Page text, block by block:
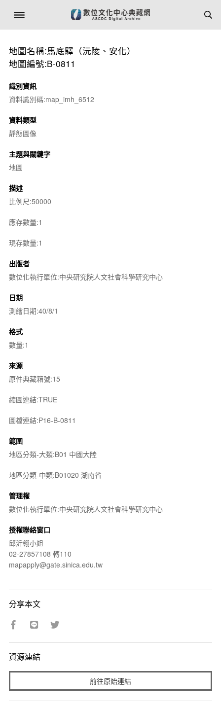
地圖名稱:馬底驛（沅陵、安化）
地圖編號:B-0811
識別資訊
資料識別碼:map_imh_6512
資料類型
靜態圖像
主題與關鍵字
地圖
描述
比例尺:50000
應存數量:1
現存數量:1
出版者
數位化執行單位:中央研究院人文社會科學研究中心
日期
測繪日期:40/8/1
格式
數量:1
來源
原件典藏箱號:15
縮圖連結:TRUE
圖檔連結:P16-B-0811
範圍
地區分類-大類:B01 中國大陸
地區分類-中類:B01020 湖南省
管理權
數位化執行單位:中央研究院人文社會科學研究中心
授權聯絡窗口
邱沂翎小姐
02-27857108 轉110
mapapply@gate.sinica.edu.tw
分享本文
資源連結
前往原始連結